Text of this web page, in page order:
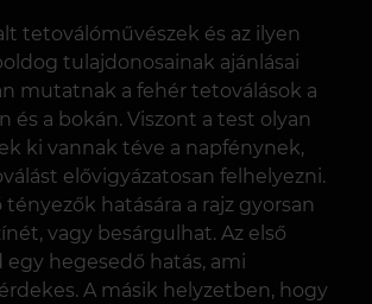
tetoválóművészek és az ilyen
tulajdonosainak ajánlásai
mutatnak a fehér tetoválások a
és a bokán. Viszont a test olyan
ki vannak téve a napfénynek,
elővigyázatosan felhelyezni.
tényezők hatására a rajz gyorsan
vagy besárgulhat. Az első
hegesedő hatás, ami
A másik helyzetben, hogy